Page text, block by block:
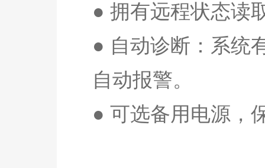
● 拥有远程状态读
● 自动诊断：系统
自动报警。
● 可选备用电源，